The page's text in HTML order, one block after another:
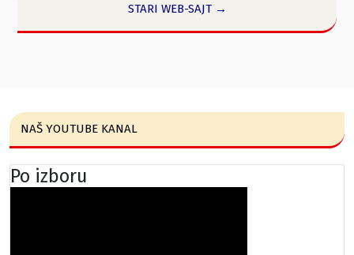
STARI WEB-SAJT →
NAŠ YOUTUBE KANAL
Po izboru